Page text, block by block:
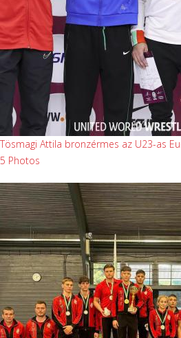
Tösmagi Attila bronzérmes az U23-as
5 Photos